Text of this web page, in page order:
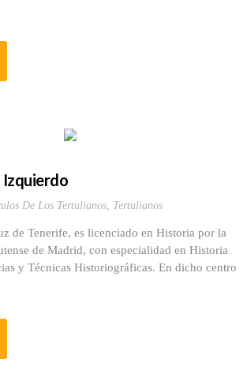
Izquierdo
De Los Tertulianos, Tertulianos
de Tenerife, es licenciado en Historia por la
de Madrid, con especialidad en Historia
y Técnicas Historiográficas. En dicho centro